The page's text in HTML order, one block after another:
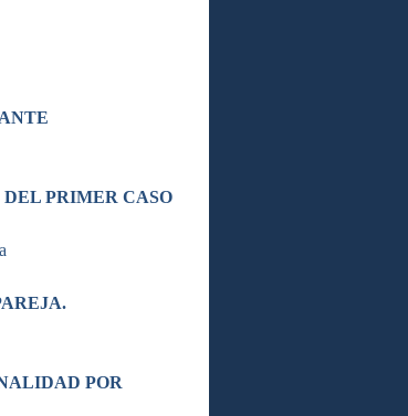
PRIMER CASO
POR